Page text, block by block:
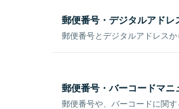
郵便番号・デジタルアドレ
郵便番号とデジタルアドレス
郵便番号・バーコードマニ
郵便番号や、バーコードに関